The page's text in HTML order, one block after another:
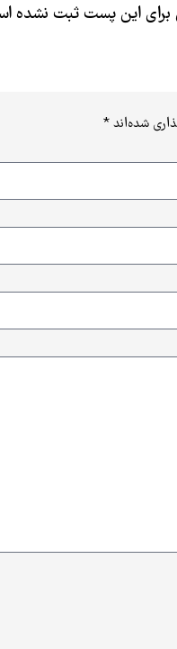
برای این پست ثبت نشده
شده‌اند*